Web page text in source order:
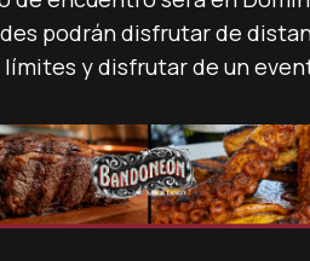
podrán disfrutar de
límites y disfrutar de un